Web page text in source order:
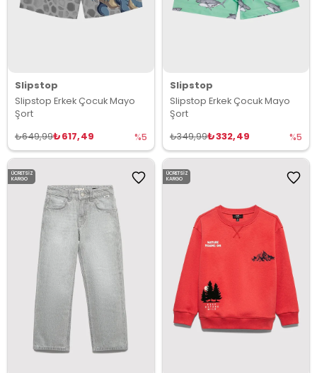
Slipstop
Slipstop Erkek Çocuk Mayo
Şort
₺617,49
₺649,99 %5
Slipstop
Slipstop Erkek Çocuk Mayo
Şort
₺332,49
₺349,99 %5
ÜCRETSIZ
KARGO
ÜCRETSIZ
KARGO